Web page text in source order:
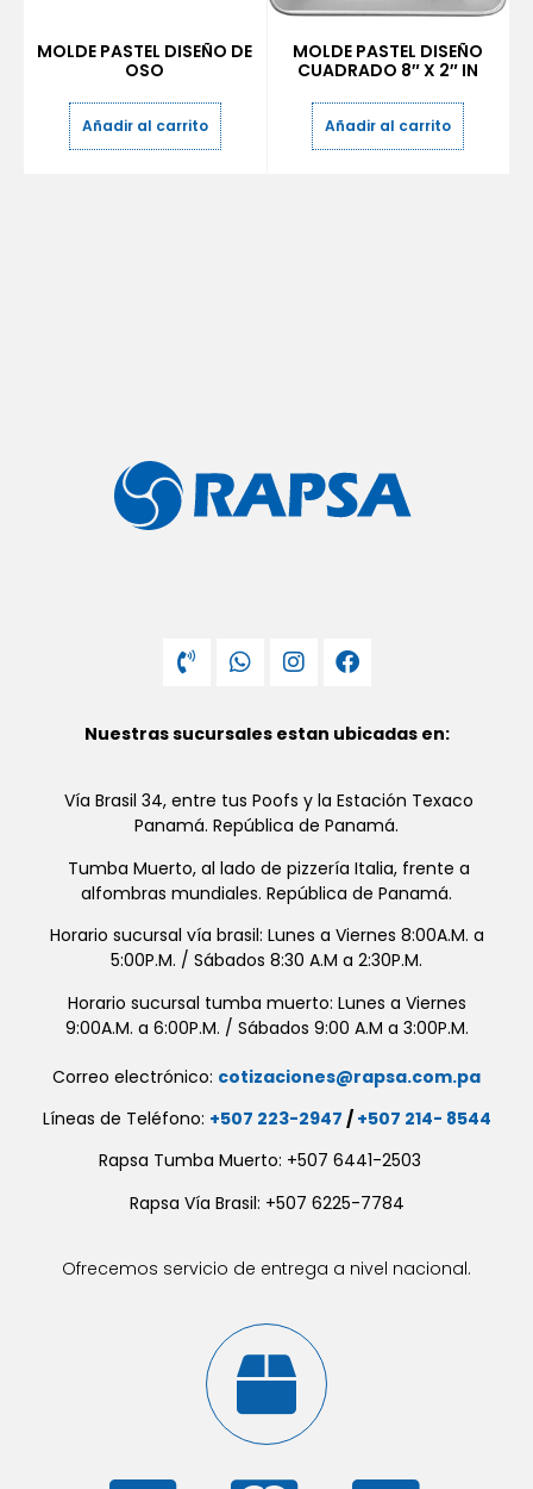
MOLDE PASTEL DISEÑO DE
OSO
Añadir al carrito
MOLDE PASTEL DISEÑO
CUADRADO 8″ X 2″ IN
Añadir al carrito
Nuestras sucursales estan ubicadas en:
Vía Brasil 34, entre tus Poofs y la Estación Texaco
Panamá. República de Panamá.
Tumba Muerto, al lado de pizzería Italia, frente a
alfombras mundiales. República de Panamá.
Horario sucursal vía brasil: Lunes a Viernes 8:00A.M. a
5:00P.M. / Sábados 8:30 A.M a 2:30P.M.
Horario sucursal tumba muerto: Lunes a Viernes
9:00A.M. a 6:00P.M. / Sábados 9:00 A.M a 3:00P.M.
Correo electrónico: cotizaciones@rapsa.com.pa
Líneas de Teléfono: +507 223-2947 / +507 214- 8544
Rapsa Tumba Muerto: +507 6441-2503
Rapsa Vía Brasil: +507 6225-7784
Ofrecemos servicio de entrega a nivel nacional.